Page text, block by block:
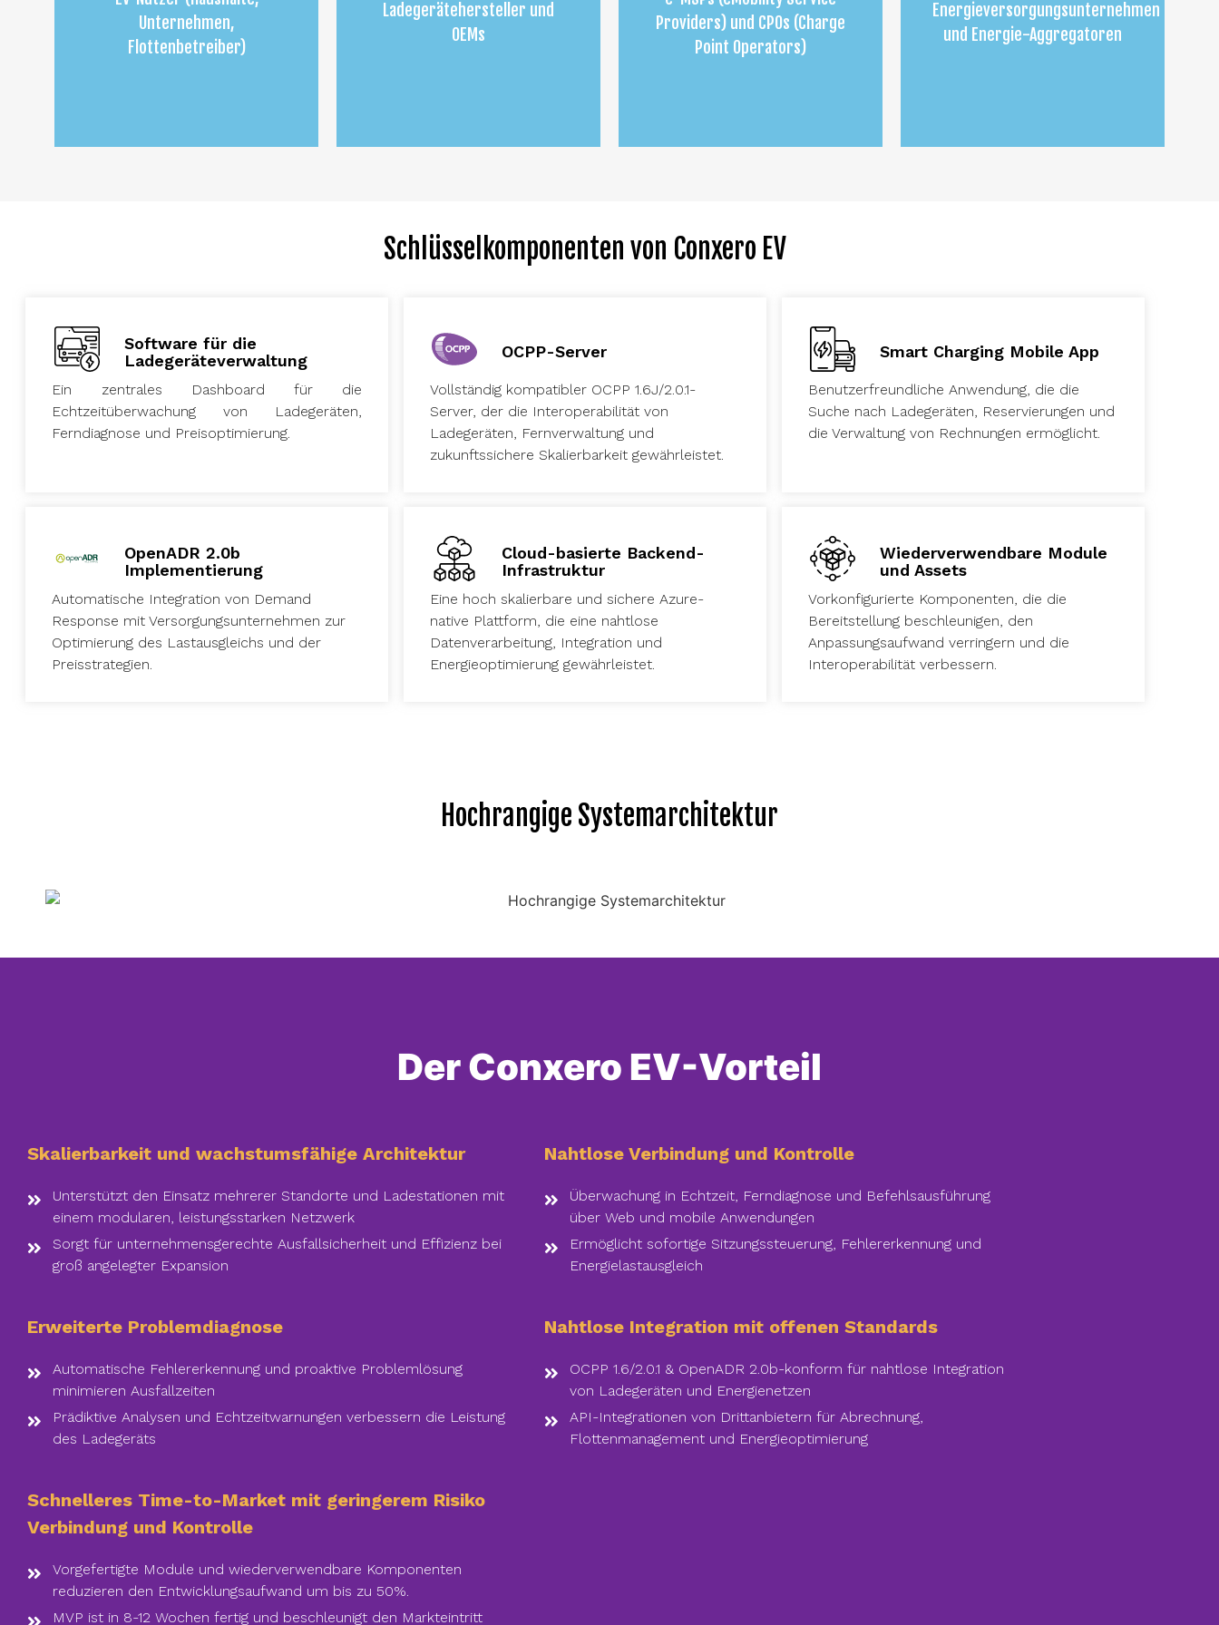
Unternehmen,
Flottenbetreiber)
Ladegerätehersteller und
OEMs
Providers) und CPOs (Charge
Point Operators)
Energieversorgungsunternehmen
und Energie-Aggregatoren
Schlüsselkomponenten von Conxero EV
Software für die
Ladegeräteverwaltung
Ein zentrales Dashboard für die
Echtzeitüberwachung von Ladegeräten,
Ferndiagnose und Preisoptimierung.
OCPP-Server
Vollständig kompatibler OCPP 1.6J/2.0.1-
Server, der die Interoperabilität von
Ladegeräten, Fernverwaltung und
zukunftssichere Skalierbarkeit gewährleistet.
Smart Charging Mobile App
Benutzerfreundliche Anwendung, die die
Suche nach Ladegeräten, Reservierungen und
die Verwaltung von Rechnungen ermöglicht.
OpenADR 2.0b
Implementierung
Automatische Integration von Demand
Response mit Versorgungsunternehmen zur
Optimierung des Lastausgleichs und der
Preisstrategien.
Cloud-basierte Backend-
Infrastruktur
Eine hoch skalierbare und sichere Azure-
native Plattform, die eine nahtlose
Datenverarbeitung, Integration und
Energieoptimierung gewährleistet.
Wiederverwendbare Module
und Assets
Vorkonfigurierte Komponenten, die die
Bereitstellung beschleunigen, den
Anpassungsaufwand verringern und die
Interoperabilität verbessern.
Hochrangige Systemarchitektur
Der Conxero EV-Vorteil
Skalierbarkeit und wachstumsfähige Architektur
Unterstützt den Einsatz mehrerer Standorte und Ladestationen mit
einem modularen, leistungsstarken Netzwerk
Sorgt für unternehmensgerechte Ausfallsicherheit und Effizienz bei
groß angelegter Expansion
Nahtlose Verbindung und Kontrolle
Überwachung in Echtzeit, Ferndiagnose und Befehlsausführung
über Web und mobile Anwendungen
Ermöglicht sofortige Sitzungssteuerung, Fehlererkennung und
Energielastausgleich
Erweiterte Problemdiagnose
Automatische Fehlererkennung und proaktive Problemlösung
minimieren Ausfallzeiten
Prädiktive Analysen und Echtzeitwarnungen verbessern die Leistung
des Ladegeräts
Nahtlose Integration mit offenen Standards
OCPP 1.6/2.0.1 & OpenADR 2.0b-konform für nahtlose Integration
von Ladegeräten und Energienetzen
API-Integrationen von Drittanbietern für Abrechnung,
Flottenmanagement und Energieoptimierung
Schnelleres Time-to-Market mit geringerem Risiko
Verbindung und Kontrolle
Vorgefertigte Module und wiederverwendbare Komponenten
reduzieren den Entwicklungsaufwand um bis zu 50%.
MVP ist in 8-12 Wochen fertig und beschleunigt den Markteintritt